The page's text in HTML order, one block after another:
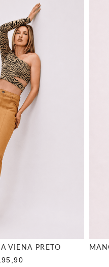
VIENA PRETO